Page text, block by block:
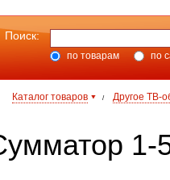
Поиск:
по товарам по
Каталог товаров / Другое ТВ-
1-